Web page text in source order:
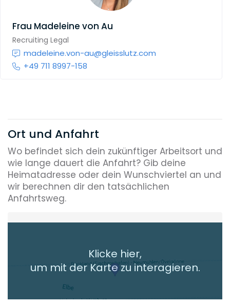
Frau Madeleine von Au
Recruiting Legal
madeleine.von-au@gleisslutz.com
+49 711 8997-158
Ort und Anfahrt
Wo befindet sich dein zukünftiger Arbeitsort und
wie lange dauert die Anfahrt? Gib deine
Heimatadresse oder dein Wunschviertel an und
wir berechnen dir den tatsächlichen
Anfahrtsweg.
Heimatadresse oder Wunschort
+ Aktuellen Standort hinzufügen
Die berechneten Anreisezeiten basieren auf den
Verkehrsdaten eines typischen Dienstag morgens um 8:30.
Klicke hier,
um mit der Karte zu interagieren.